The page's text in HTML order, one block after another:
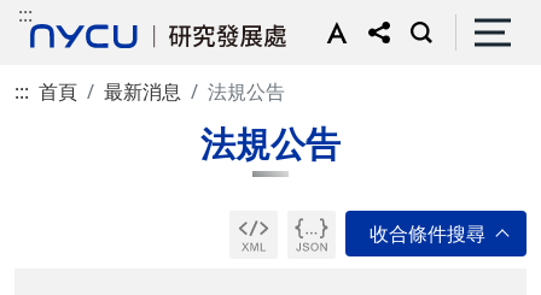
:::
::: 首頁 最新消息 法規公告
法規公告